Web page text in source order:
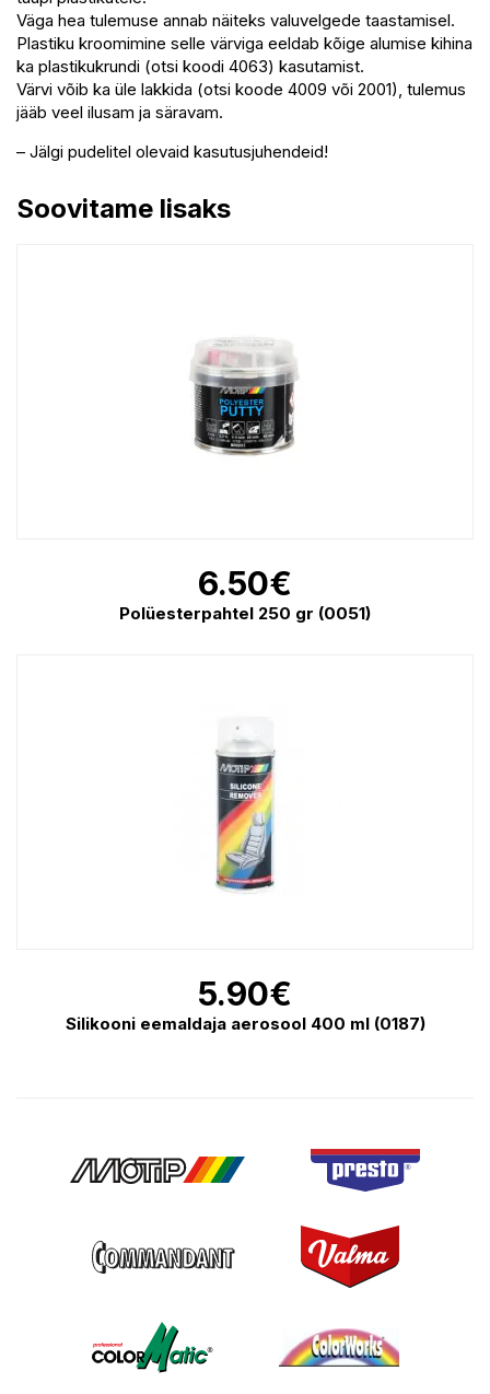
Väga hea tulemuse annab näiteks valuvelgede taastamisel.
Plastiku kroomimine selle värviga eeldab kõige alumise kihina
ka plastikukrundi (otsi koodi 4063) kasutamist.
Värvi võib ka üle lakkida (otsi koode 4009 või 2001), tulemus
jääb veel ilusam ja säravam.
– Jälgi pudelitel olevaid kasutusjuhendeid!
Soovitame lisaks
6.50€
Polüesterpahtel 250 gr (0051)
5.90€
Silikooni eemaldaja aerosool 400 ml (0187)